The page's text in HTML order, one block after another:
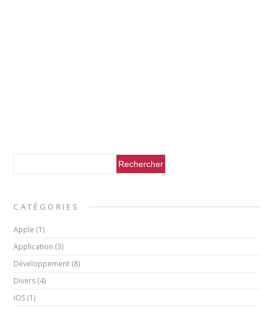
CATÉGORIES
Apple (1)
Application (3)
Développement (8)
Divers (4)
iOS (1)